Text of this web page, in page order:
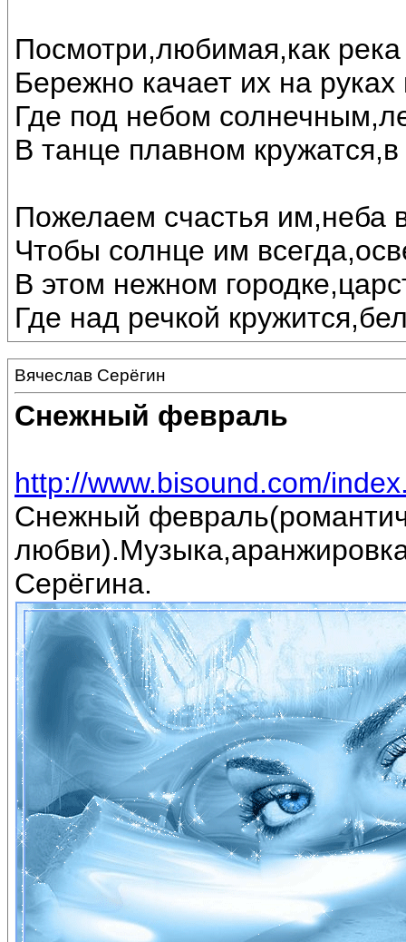
Посмотри,любимая,как река
Бережно качает их на
Где под небом
В танце плавном
Пожелаем счастья им,неба
Чтобы солнце им
В этом нежном
Где над речкой
Вячеслав Серёгин
Снежный февраль
http://www.bisound.com/
Снежный
Серёгина.